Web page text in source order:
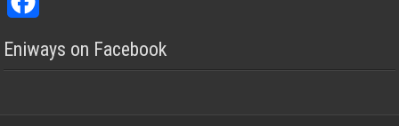
Eniways on Facebook